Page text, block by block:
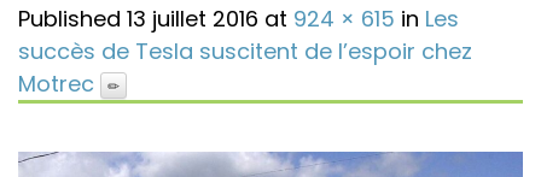
Published 13 juillet 2016 at 924 × 615 in Les
succès de Tesla suscitent de l’espoir chez
Motrec